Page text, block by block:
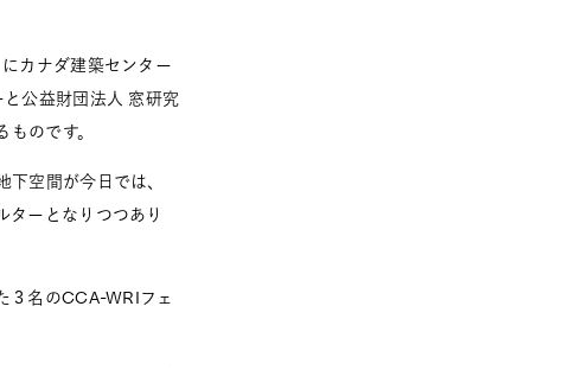
カナダ建築センター
と公益財団法人 窓研究
のです。
空間が今日では、
ーとなりつつあり
３名のCCA-WRIフェ